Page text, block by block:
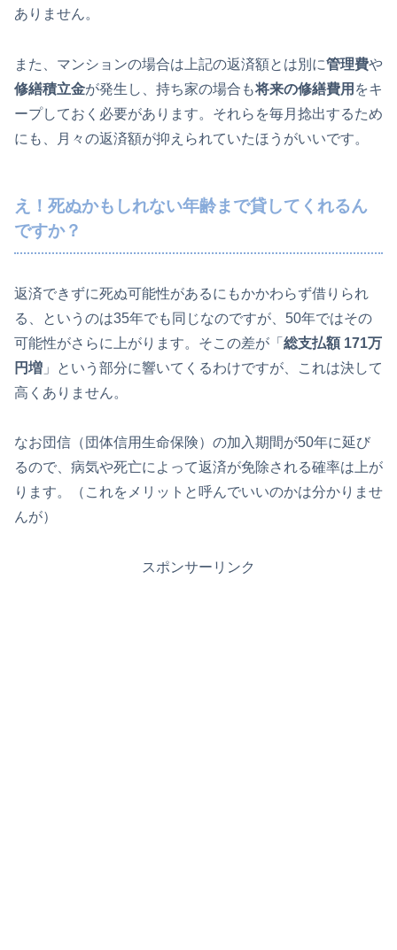
ありません。
また、マンションの場合は上記の返済額とは別に管理費や
修繕積立金が発生し、持ち家の場合も将来の修繕費用 をキ
ープしておく必要があります。それらを毎月捻出するため
にも、月々の返済額が抑えられていたほうがいいです。
え！死ぬかもしれない年齢まで貸してくれるん
ですか？
返済できずに死ぬ可能性があるにもかかわらず借りられ
る、というのは35年でも同じなのですが、50年ではその
可能性がさらに上がります。そこの差が「 総支払額 171万
円増 」という部分に響いてくるわけですが、これは決して
高くありません。
なお団信（団体信用生命保険）の加入期間が50年に延び
るので、病気や死亡によって返済が免除される確率は上が
ります。（これをメリットと呼んでいいのかは分かりませ
んが）
スポンサーリンク